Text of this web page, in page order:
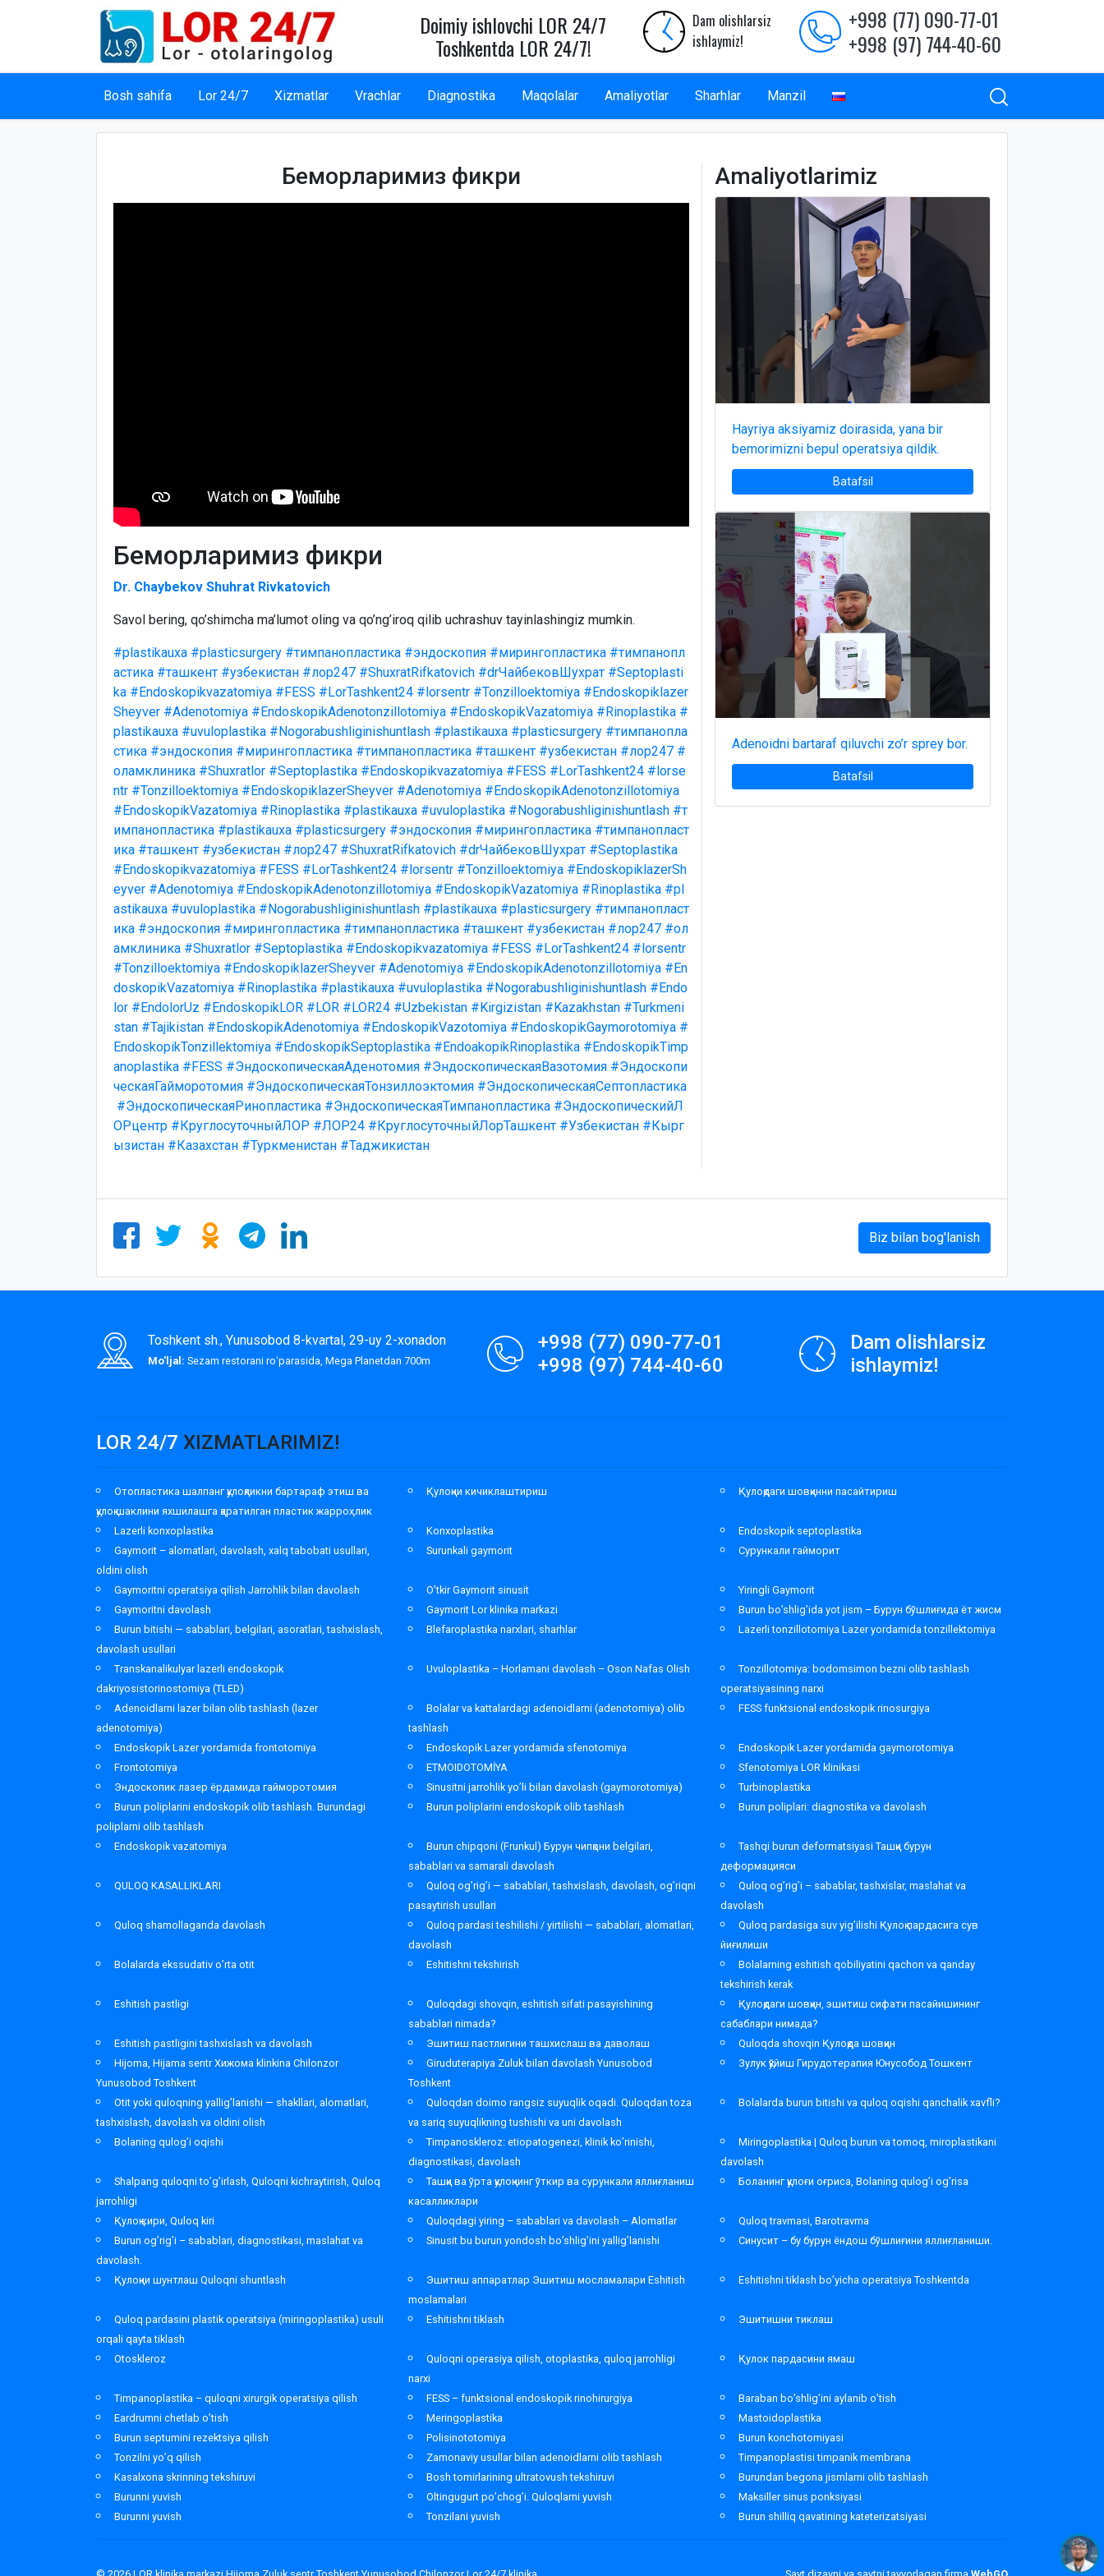
Doimiy ishlovchi LOR 24/7
Toshkentda LOR 24/7!
Dam olishlarsiz
ishlaymiz!
+998 (77) 090-77-01
+998 (97) 744-40-60
Bosh sahifa Lor 24/7 Xizmatlar Vrachlar Diagnostika Maqolalar Amaliyotlar Sharhlar Manzil
Беморларимиз фикри
Беморларимиз фикри
Dr. Chaybekov Shuhrat Rivkatovich
Savol bering, qo’shimcha ma’lumot oling va qo’ng’iroq qilib uchrashuv tayinlashingiz mumkin.
#plastikauxa #plasticsurgery #тимпанопластика #эндоскопия #мирингопластика #тимпанопл
астика #ташкент #узбекистан #лор247 #ShuxratRifkatovich #drЧайбековШухрат #Septoplasti
ka #Endoskopikvazatomiya #FESS #LorTashkent24 #lorsentr #Tonzilloektomiya #Endoskopiklazer
Sheyver #Adenotomiya #EndoskopikAdenotonzillotomiya #EndoskopikVazatomiya #Rinoplastika #
plastikauxa #uvuloplastika #Nogorabushliginishuntlash #plastikauxa #plasticsurgery #тимпанопла
стика #эндоскопия #мирингопластика #тимпанопластика #ташкент #узбекистан #лор247 #
оламклиника #Shuxratlor #Septoplastika #Endoskopikvazatomiya #FESS #LorTashkent24 #lorse
ntr #Tonzilloektomiya #EndoskopiklazerSheyver #Adenotomiya #EndoskopikAdenotonzillotomiya
#EndoskopikVazatomiya #Rinoplastika #plastikauxa #uvuloplastika #Nogorabushliginishuntlash #т
импанопластика #plastikauxa #plasticsurgery #эндоскопия #мирингопластика #тимпанопласт
ика #ташкент #узбекистан #лор247 #ShuxratRifkatovich #drЧайбековШухрат #Septoplastika
#Endoskopikvazatomiya #FESS #LorTashkent24 #lorsentr #Tonzilloektomiya #EndoskopiklazerSh
eyver #Adenotomiya #EndoskopikAdenotonzillotomiya #EndoskopikVazatomiya #Rinoplastika #pl
astikauxa #uvuloplastika #Nogorabushliginishuntlash #plastikauxa #plasticsurgery #тимпанопласт
ика #эндоскопия #мирингопластика #тимпанопластика #ташкент #узбекистан #лор247 #ол
амклиника #Shuxratlor #Septoplastika #Endoskopikvazatomiya #FESS #LorTashkent24 #lorsentr
#Tonzilloektomiya #EndoskopiklazerSheyver #Adenotomiya #EndoskopikAdenotonzillotomiya #En
doskopikVazatomiya #Rinoplastika #plastikauxa #uvuloplastika #Nogorabushliginishuntlash #Endo
lor #EndolorUz #EndoskopikLOR #LOR #LOR24 #Uzbekistan #Kirgizistan #Kazakhstan #Turkmeni
stan #Tajikistan #EndoskopikAdenotomiya #EndoskopikVazotomiya #EndoskopikGaymorotomiya #
EndoskopikTonzillektomiya #EndoskopikSeptoplastika #EndoakopikRinoplastika #EndoskopikTimp
anoplastika #FESS #ЭндоскопическаяАденотомия #ЭндоскопическаяВазотомия #Эндоскопи
ческаяГайморотомия #ЭндоскопическаяТонзиллоэктомия #ЭндоскопическаяСептопластика
#ЭндоскопическаяРинопластика #ЭндоскопическаяТимпанопластика #ЭндоскопическийЛ
ОРцентр #КруглосуточныйЛОР #ЛОР24 #КруглосуточныйЛорТашкент #Узбекистан #Кырг
ызистан #Казахстан #Туркменистан #Таджикистан
Amaliyotlarimiz
Hayriya aksiyamiz doirasida, yana bir
bemorimizni bepul operatsiya qildik.
Batafsil
Adenoidni bartaraf qiluvchi zo’r sprey bor.
Batafsil
Biz bilan bog'lanish
Toshkent sh., Yunusobod 8-kvartal, 29-uy 2-xonadon
Mo'ljal: Sezam restorani roʻparasida, Mega Planetdan 700m
+998 (77) 090-77-01
+998 (97) 744-40-60
Dam olishlarsiz
ishlaymiz!
LOR 24/7 XIZMATLARIMIZ!
Отопластика шалпанг қулоқликни бартараф этиш ва
қулоқ шаклини яхшилашга қаратилган пластик жарроҳлик
Қулоқни кичиклаштириш Қулоқдаги шовқинни пасайтириш
Lazerli konxoplastika Konxoplastika
Endoskopik septoplastika
Gaymorit – alomatlari, davolash, xalq tabobati usullari,
oldini olish
Surunkali gaymorit Сурункали гайморит
Gaymoritni operatsiya qilish Jarrohlik bilan davolash O’tkir Gaymorit sinusit
Yiringli Gaymorit
Gaymoritni davolash
Gaymorit Lor klinika markazi
Burun bo’shlig’ida yot jism – Бурун бўшлиғида ёт жисм
Burun bitishi — sabablari, belgilari, asoratlari, tashxislash,
davolash usullari
Blefaroplastika narxlari, sharhlar Lazerli tonzillotomiya Lazer yordamida tonzillektomiya
Transkanalikulyar lazerli endoskopik
dakriyosistorinostomiya (TLED)
Uvuloplastika – Horlamani davolash – Oson Nafas Olish
Tonzillotomiya: bodomsimon bezni olib tashlash
operatsiyasining narxi
Adenoidlarni lazer bilan olib tashlash (lazer
adenotomiya)
Bolalar va kattalardagi adenoidlarni (adenotomiya) olib
tashlash
FESS funktsional endoskopik rinosurgiya
Endoskopik Lazer yordamida frontotomiya Endoskopik Lazer yordamida sfenotomiya
Endoskopik Lazer yordamida gaymorotomiya
Frontotomiya
ETMOIDOTOMİYA
Sfenotomiya LOR klinikasi
Эндоскопик лазер ёрдамида гайморотомия
Sinusitni jarrohlik yo’li bilan davolash (gaymorotomiya)
Turbinoplastika
Burun poliplarini endoskopik olib tashlash. Burundagi
poliplarni olib tashlash
Burun poliplarini endoskopik olib tashlash Burun poliplari: diagnostika va davolash
Endoskopik vazatomiya
Burun chipqoni (Frunkul) Бурун чипқони belgilari,
sabablari va samarali davolash
Tashqi burun deformatsiyasi Ташқи бурун
деформацияси
QULOQ KASALLIKLARI
Quloq og’rig’i — sabablari, tashxislash, davolash, og’riqni
pasaytirish usullari
Quloq og’rig’i – sabablar, tashxislar, maslahat va
davolash
Quloq shamollaganda davolash
Quloq pardasi teshilishi / yirtilishi — sabablari, alomatlari,
davolash
Quloq pardasiga suv yig’ilishi Қулоқ пардасига сув
йиғилиши
Bolalarda ekssudativ o’rta otit
Eshitishni tekshirish
Bolalarning eshitish qobiliyatini qachon va qanday
tekshirish kerak
Eshitish pastligi
Quloqdagi shovqin, eshitish sifati pasayishining
sabablari nimada?
Қулоқдаги шовқин, эшитиш сифати пасайишининг
сабаблари нимада?
Eshitish pastligini tashxislash va davolash
Эшитиш пастлигини ташхислаш ва даволаш
Quloqda shovqin Қулоқда шовқин
Hijoma, Hijama sentr Хижома klinkina Chilonzor
Yunusobod Toshkent
Giruduterapiya Zuluk bilan davolash Yunusobod
Toshkent
Зулук қўйиш Гирудотерапия Юнусобод Тошкент
Otit yoki quloqning yallig’lanishi — shakllari, alomatlari,
tashxislash, davolash va oldini olish
Quloqdan doimo rangsiz suyuqlik oqadi. Quloqdan toza
va sariq suyuqlikning tushishi va uni davolash
Bolalarda burun bitishi va quloq oqishi qanchalik xavfli?
Bolaning qulog’i oqishi
Timpanoskleroz: etiopatogenezi, klinik ko’rinishi,
diagnostikasi, davolash
Miringoplastika | Quloq burun va tomoq, miroplastikani
davolash
Shalpang quloqni to’g’irlash, Quloqni kichraytirish, Quloq
jarrohligi
Ташқи ва ўрта қулоқнинг ўткир ва сурункали яллиғланиш
касалликлари
Боланинг қулоғи оғриса, Bolaning qulog’i og’risa
Қулоқ кири, Quloq kiri Quloqdagi yiring – sabablari va davolash – Alomatlar
Quloq travmasi, Barotravma
Burun og’rig’i – sabablari, diagnostikasi, maslahat va
davolash.
Sinusit bu burun yondosh bo’shlig’ini yallig’lanishi Синусит – бу бурун ёндош бўшлиғини яллиғланиши.
Қулоқни шунтлаш Quloqni shuntlash
Эшитиш аппаратлар Эшитиш мосламалари Eshitish
moslamalari
Eshitishni tiklash bo’yicha operatsiya Toshkentda
Quloq pardasini plastik operatsiya (miringoplastika) usuli
orqali qayta tiklash
Eshitishni tiklash Эшитишни тиклаш
Otoskleroz
Quloqni operasiya qilish, otoplastika, quloq jarrohligi
narxi
Қулок пардасини ямаш
Timpanoplastika – quloqni xirurgik operatsiya qilish FESS – funktsional endoskopik rinohirurgiya
Baraban bo’shlig’ini aylanib o’tish
Eardrumni chetlab o’tish
Meringoplastika
Mastoidoplastika
Burun septumini rezektsiya qilish
Polisinototomiya
Burun konchotomiyasi
Tonzilni yo’q qilish
Zamonaviy usullar bilan adenoidlarni olib tashlash
Timpanoplastisi timpanik membrana
Kasalxona skrinning tekshiruvi
Bosh tomirlarining ultratovush tekshiruvi
Burundan begona jismlarni olib tashlash
Burunni yuvish
Oltingugurt po’chog’i. Quloqlarni yuvish
Maksiller sinus ponksiyasi
Burunni yuvish
Tonzilani yuvish Burun shilliq qavatining kateterizatsiyasi